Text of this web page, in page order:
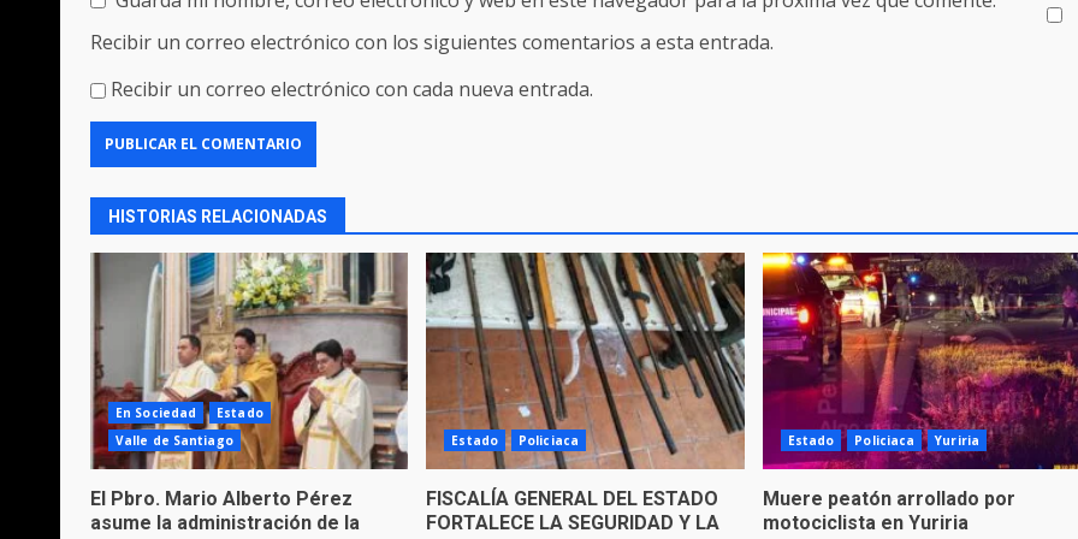
Recibir un correo electrónico con los siguientes comentarios a esta entrada.
Recibir un correo electrónico con cada nueva entrada.
HISTORIAS RELACIONADAS
En Sociedad
Estado
Valle de Santiago
El Pbro. Mario Alberto Pérez
asume la administración de la
Estado Policiaca
FISCALÍA GENERAL DEL ESTADO
FORTALECE LA SEGURIDAD Y LA
Estado Policiaca Yuriria
Muere peatón arrollado por
motociclista en Yuriria